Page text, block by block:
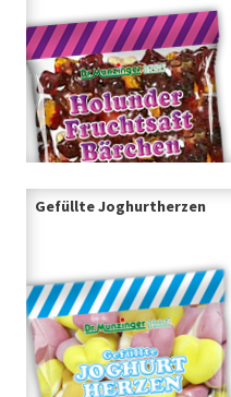
Gefüllte Joghurtherzen